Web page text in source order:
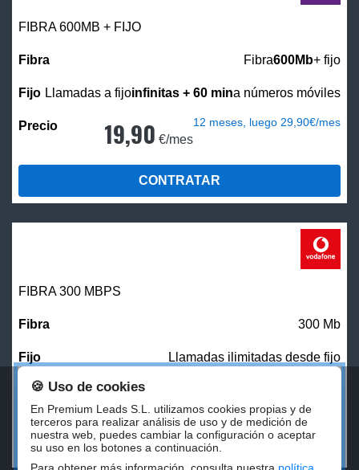
FIBRA 600MB + FIJO
Fibra600Mb+ fijo
Llamadas a fijoinfinitas + 60 mina números móviles
19,90 €/mes
12 meses, luego 29,90€/mes
CONTRATAR
FIBRA 300 MBPS
300 Mb
Llamadas ilimitadas desde fijo
27,00 €/mes
CONTRATAR
🍪 Uso de cookies
En Premium Leads S.L. utilizamos cookies propias y de
terceros para realizar análisis de uso y de medición de
nuestra web, puedes cambiar la configuración o aceptar
su uso en los botones a continuación.